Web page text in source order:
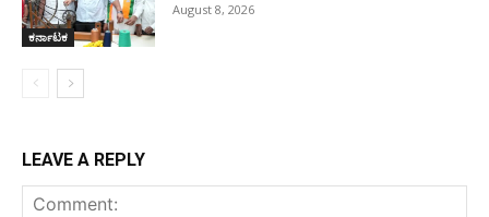
ಕರ್ನಾಟಕ
August 8, 2026
LEAVE A REPLY